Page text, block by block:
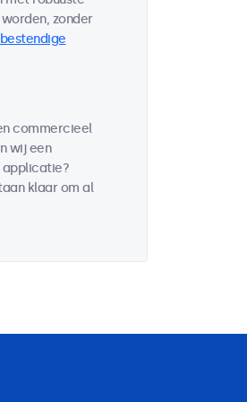
zonder
commercieel
wij een
klaar om al